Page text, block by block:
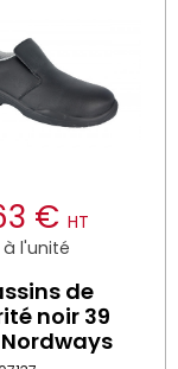
€ HT
l'unité
de
noir 39